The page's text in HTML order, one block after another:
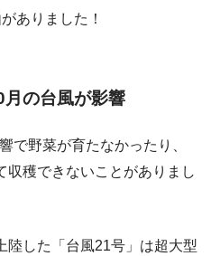
ありました！
の台風が影響
で野菜が育たなかったり、
収穫できないことがありまし
陸した「台風21号」は超大型